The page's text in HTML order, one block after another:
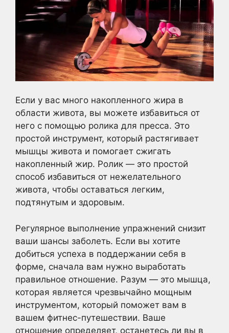
Если у вас много накопленного жира в
области живота, вы можете избавиться от
него с помощью ролика для пресса. Это
простой инструмент, который растягивает
мышцы живота и помогает сжигать
накопленный жир. Ролик — это простой
способ избавиться от нежелательного
живота, чтобы оставаться легким,
подтянутым и здоровым.
Регулярное выполнение упражнений снизит
ваши шансы заболеть. Если вы хотите
добиться успеха в поддержании себя в
форме, сначала вам нужно выработать
правильное отношение. Разум — это мышца,
которая является чрезвычайно мощным
инструментом, который поможет вам в
вашем фитнес-путешествии. Ваше
отношение определяет, останетесь ли вы в